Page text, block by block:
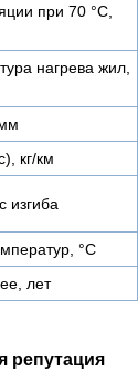
при 70 °С,
нагрева жил,
кг/км
изгиба
°C
лет
репутация